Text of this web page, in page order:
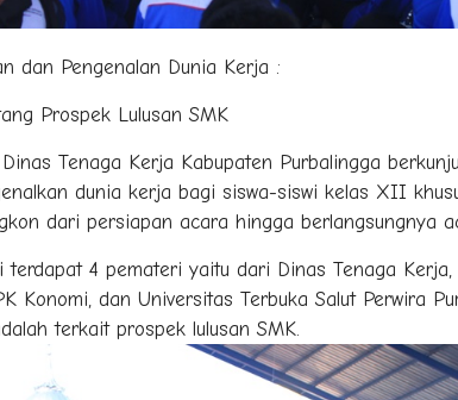
dan Pengenalan Dunia Kerja :
Prospek Lulusan SMK
Tenaga Kerja Kabupaten Purbalingga
dunia kerja bagi siswa-siswi kelas XII
dari persiapan acara hingga berlangsungnya
4 pemateri yaitu dari Dinas Tenaga Kerja,
Konomi, dan Universitas Terbuka Salut Perwira
terkait prospek lulusan SMK.